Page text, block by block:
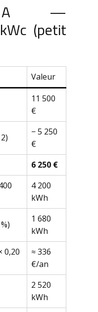
A —
(petit
Valeur
11 500
€
− 5 250
€
6 250 €
4 200
kWh
1 680
kWh
0,20
≈ 336
€/an
2 520
kWh